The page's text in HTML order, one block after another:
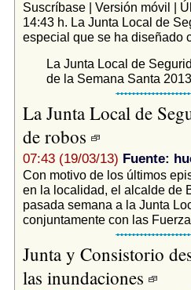
Suscríbase | Versión móvil |
14:43 h. La Junta Local de
especial que se ha diseñado
La Junta Local de
de la Semana Santa 2013
La Junta Local de
de robos
07:43 (19/03/13) Fuente:
Con motivo de los últimos
en la localidad, el alcalde de
pasada semana a la Junta
conjuntamente con las
Junta y Consistorio
las inundaciones